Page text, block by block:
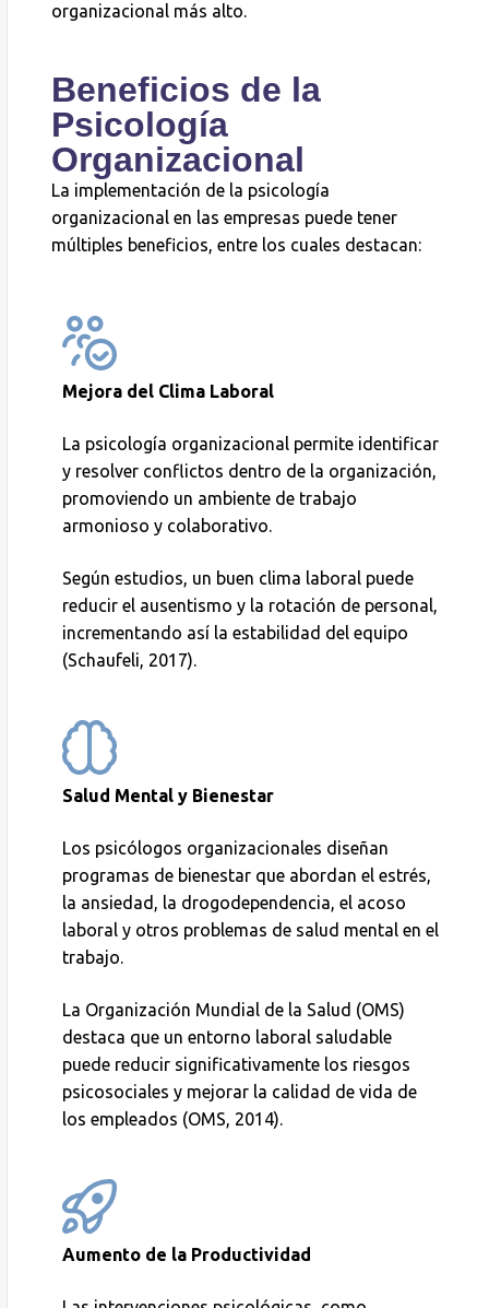
organizacional más alto.
Beneficios de la
Psicología
Organizacional
La implementación de la psicología
organizacional en las empresas puede tener
múltiples beneficios, entre los cuales destacan:
Mejora del Clima Laboral
La psicología organizacional permite identificar
y resolver conflictos dentro de la organización,
promoviendo un ambiente de trabajo
armonioso y colaborativo.
Según estudios, un buen clima laboral puede
reducir el ausentismo y la rotación de personal,
incrementando así la estabilidad del equipo
(Schaufeli, 2017).
Salud Mental y Bienestar
Los psicólogos organizacionales diseñan
programas de bienestar que abordan el estrés,
la ansiedad, la drogodependencia, el acoso
laboral y otros problemas de salud mental en el
trabajo.
La Organización Mundial de la Salud (OMS)
destaca que un entorno laboral saludable
puede reducir significativamente los riesgos
psicosociales y mejorar la calidad de vida de
los empleados (OMS, 2014).
Aumento de la Productividad